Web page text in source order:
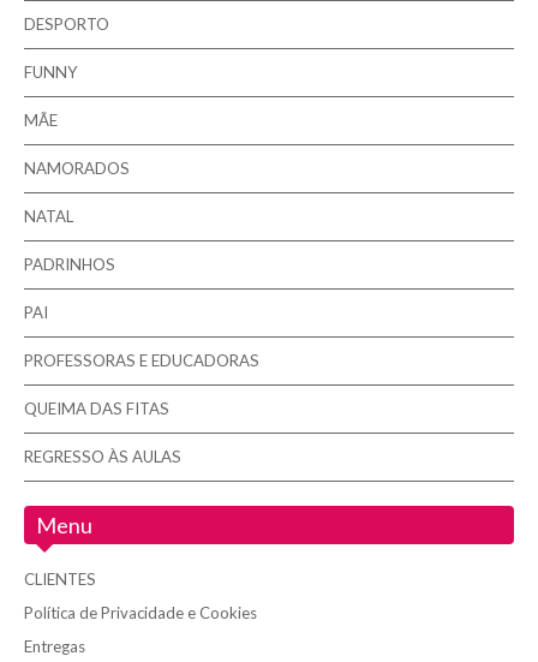
DESPORTO
FUNNY
MÃE
NAMORADOS
NATAL
PADRINHOS
PAI
PROFESSORAS E EDUCADORAS
QUEIMA DAS FITAS
REGRESSO ÀS AULAS
Menu
CLIENTES
Política de Privacidade e Cookies
Entregas